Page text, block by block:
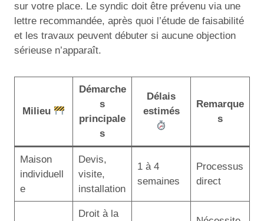
sur votre place. Le syndic doit être prévenu via une
lettre recommandée, après quoi l’étude de faisabilité
et les travaux peuvent débuter si aucune objection
sérieuse n’apparaît.
Milieu
Démarche
s
principale
s
Délais
estimés
Remarque
s
Maison
individuell
e
Devis,
visite,
installation
1 à 4
semaines
Processus
direct
Droit à la